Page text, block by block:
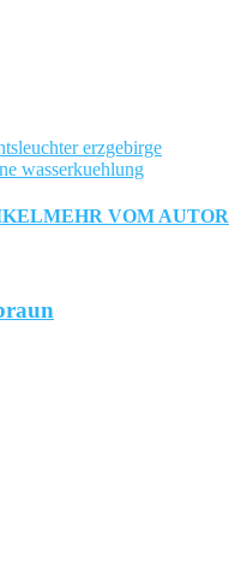
erzgebirge
wasserkuehlung
MEHR VOM AUTOR